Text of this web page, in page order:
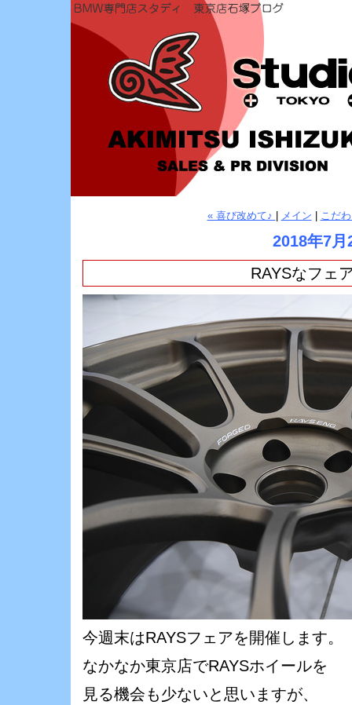
« 喜び改めて♪ メイン こだ
2018年7月
RAYSなフェ
今週末はRAYSフェアを開催します。
なかなか東京店でRAYSホイールを
見る機会も少ないと思いますが、